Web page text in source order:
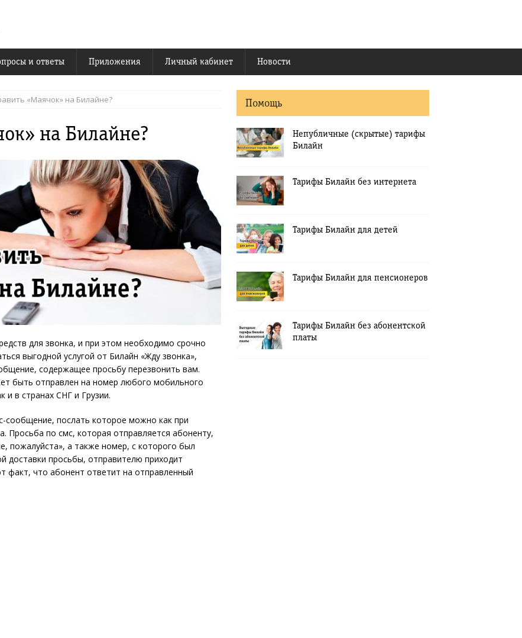
и ответы Приложения Личный кабинет Новости
«Маячок» на Билайне?
на Билайне?
для звонка, и при этом необходимо срочно
выгодной услугой от Билайн «Жду звонка»,
содержащее просьбу перезвонить вам.
быть отправлен на номер любого мобильного
и в странах СНГ и Грузии.
сообщение, послать которое можно как при
Просьба по смс, которая отправляется абоненту,
пожалуйста», а также номер, с которого был
доставки просьбы, отправителю приходит
факт, что абонент ответит на отправленный
Помощь
Непубличные (скрытые) тарифы
Билайн
Тарифы Билайн без интернета
Тарифы Билайн для детей
Тарифы Билайн для пенсионеров
Тарифы Билайн без абонентской
платы